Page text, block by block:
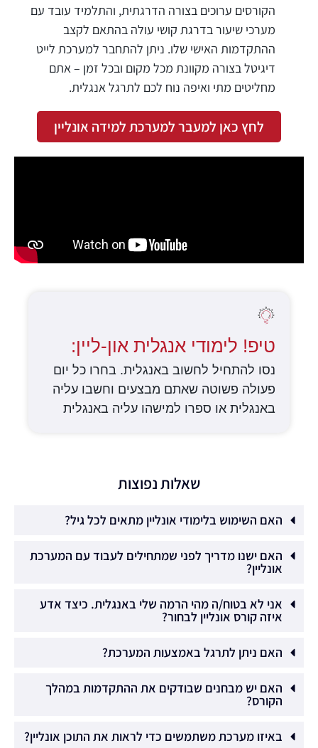
הקורסים ערוכים בצורה הדרגתית, והתלמיד עובד עם
מערכי שיעור בדרגת קושי עולה בהתאם לקצב
ההתקדמות האישי שלו. ניתן להתחבר למערכת לייט
דיגיטל בצורה מקוונת מכל מקום ובכל זמן – אתם
מחליטים מתי ואיפה נוח לכם לתרגל אנגלית.
לחץ כאן למעבר למערכת למידה אונליין
טיפ! לימודי אנגלית און-ליין:
נסו להתחיל לחשוב באנגלית. בחרו כל יום
פעולה פשוטה שאתם מבצעים וחשבו עליה
באנגלית או ספרו למישהו עליה באנגלית
שאלות נפוצות
האם השימוש בלימודי אונליין מתאים לכל גיל?
האם ישנו מדריך לפני שמתחילים לעבוד עם המערכת
אונליין?
אני לא בטוח/ה מהי הרמה שלי באנגלית. כיצד אדע
איזה קורס אונליין לבחור?
האם ניתן לתרגל באמצעות המערכת?
האם יש מבחנים שבודקים את ההתקדמות במהלך
הקורס?
באיזו מערכת משתמשים כדי לראות את התוכן אונליין?